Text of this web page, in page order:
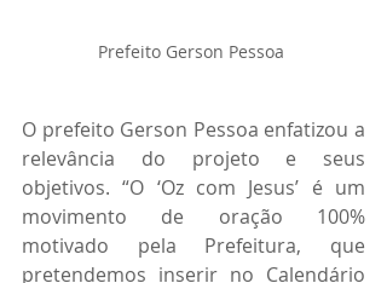
Prefeito Gerson Pessoa
O prefeito Gerson Pessoa enfatizou a
relevância do projeto e seus
objetivos. “O ‘Oz com Jesus’ é um
movimento de oração 100%
motivado pela Prefeitura, que
pretendemos inserir no Calendário